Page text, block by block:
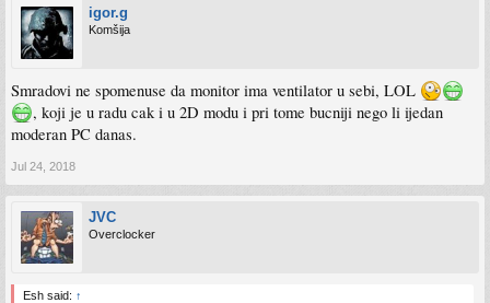
igor.g
Komšija
Smradovi ne spomenuse da monitor ima ventilator u sebi, LOL
, koji je u radu cak i u 2D modu i pri tome bucniji nego li ijedan
moderan PC danas.
Jul 24, 2018
JVC
Overclocker
Esh said: ↑